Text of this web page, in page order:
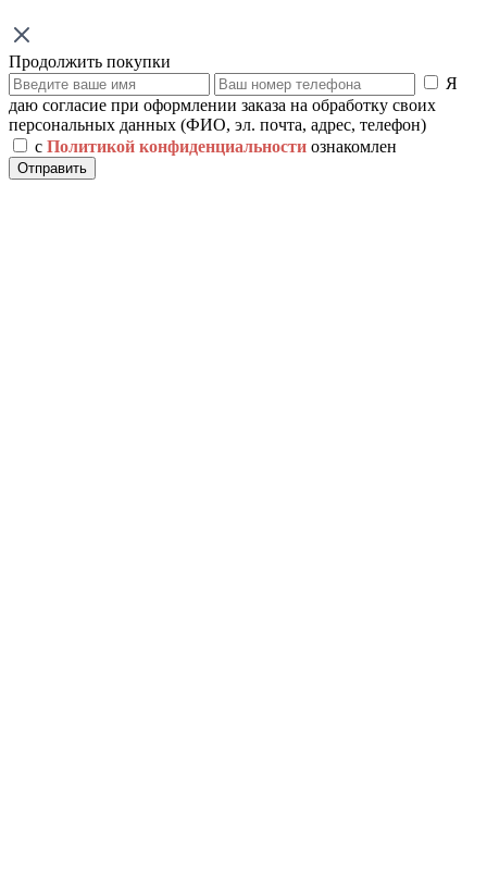
Продолжить покупки
Я
даю согласие при оформлении заказа на обработку своих
персональных данных (ФИО, эл. почта, адрес, телефон)
с Политикой конфиденциальности ознакомлен